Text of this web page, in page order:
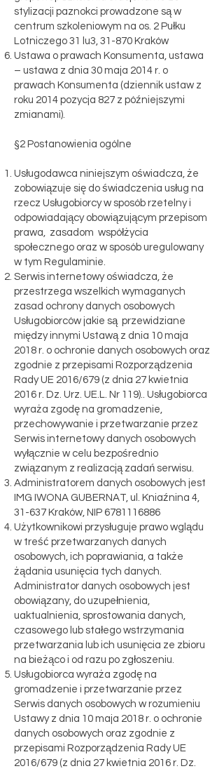
stylizacji paznokci prowadzone są w
centrum szkoleniowym na os. 2 Pułku
Lotniczego 31 lu3, 31-870 Kraków
Ustawa o prawach Konsumenta, ustawa
– ustawa z dnia 30 maja 2014 r. o
prawach Konsumenta (dziennik ustaw z
roku 2014 pozycja 827 z późniejszymi
zmianami).
§2 Postanowienia ogólne
Usługodawca niniejszym oświadcza, że
zobowiązuje się do świadczenia usług na
rzecz Usługobiorcy w sposób rzetelny i
odpowiadający obowiązującym przepisom
prawa, zasadom współżycia
społecznego oraz w sposób uregulowany
w tym Regulaminie.
Serwis internetowy oświadcza, że
przestrzega wszelkich wymaganych
zasad ochrony danych osobowych
Usługobiorców jakie są przewidziane
między innymi Ustawą z dnia 10 maja
2018 r. o ochronie danych osobowych oraz
zgodnie z przepisami Rozporządzenia
Rady UE 2016/679 (z dnia 27 kwietnia
2016 r. Dz. Urz. UE.L. Nr 119).. Usługobiorca
wyraża zgodę na gromadzenie,
przechowywanie i przetwarzanie przez
Serwis internetowy danych osobowych
wyłącznie w celu bezpośrednio
związanym z realizacją zadań serwisu.
Administratorem danych osobowych jest
IMG IWONA GUBERNAT, ul. Kniaźnina 4,
31-637 Kraków, NIP 6781116886
Użytkownikowi przysługuje prawo wglądu
w treść przetwarzanych danych
osobowych, ich poprawiania, a także
żądania usunięcia tych danych.
Administrator danych osobowych jest
obowiązany, do uzupełnienia,
uaktualnienia, sprostowania danych,
czasowego lub stałego wstrzymania
przetwarzania lub ich usunięcia ze zbioru
na bieżąco i od razu po zgłoszeniu.
Usługobiorca wyraża zgodę na
gromadzenie i przetwarzanie przez
Serwis danych osobowych w rozumieniu
Ustawy z dnia 10 maja 2018 r. o ochronie
danych osobowych oraz zgodnie z
przepisami Rozporządzenia Rady UE
2016/679 (z dnia 27 kwietnia 2016 r. Dz.